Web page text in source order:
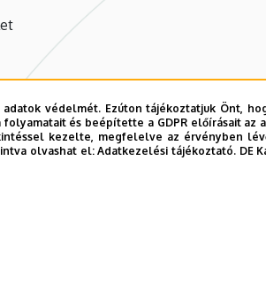
védelmét. Ezúton tájékoztatjuk Önt,
és beépítette a GDPR előírásait az
kezelte, megfelelve az érvényben
olvashat el:Adatkezelési tájékoztató. DE